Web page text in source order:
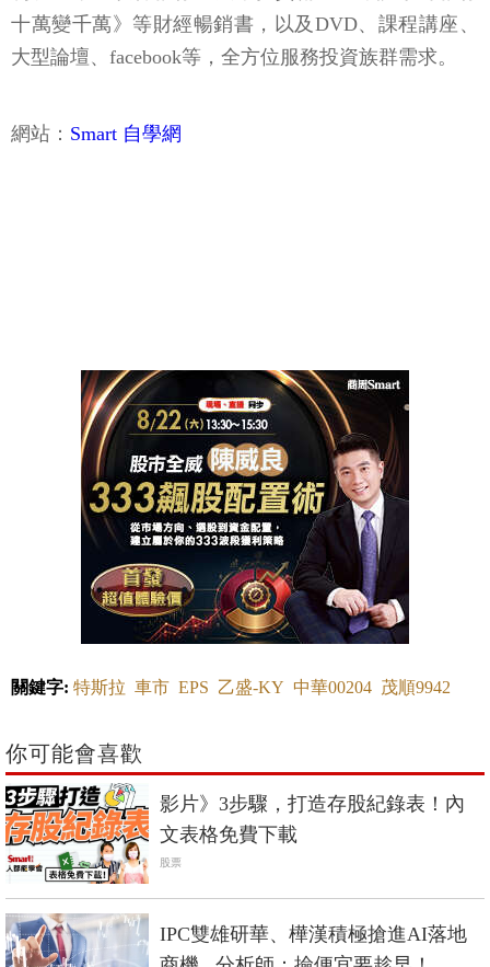
十萬變千萬》等財經暢銷書，以及DVD、課程講座、
大型論壇、facebook等，全方位服務投資族群需求。
網站： Smart 自學網
關鍵字: 特斯拉 車市 EPS 乙盛-KY 中華00204 茂順9942
你可能會喜歡
影片》3步驟，打造存股紀錄表！內
文表格免費下載
股票
IPC雙雄研華、樺漢積極搶進AI落地